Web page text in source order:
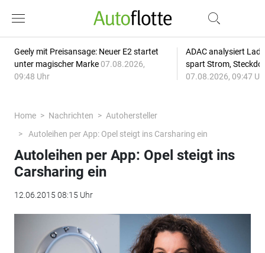
Geely mit Preisansage: Neuer E2 startet
unter magischer Marke 07.08.2026,
09:48 Uhr
ADAC analysiert
spart Strom,
07.08.2026, 09:47
Home Nachrichten
Autohersteller
Autoleihen per App: Opel steigt ins Carsharing ein
Autoleihen per App: Opel steigt ins
Carsharing ein
12.06.2015 08:15 Uhr